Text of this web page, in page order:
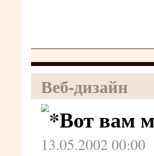
Веб-дизайн
Вот вам
13.05.2002 00:00